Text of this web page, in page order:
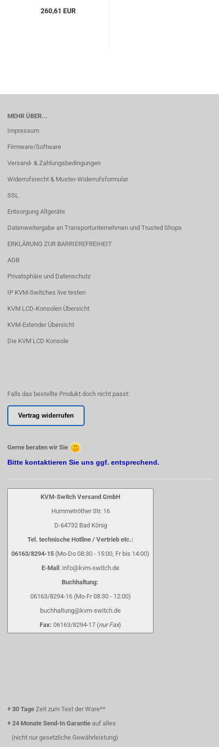
260,61 EUR
MEHR ÜBER...
Impressum
Firmware/Software
Versand- & Zahlungsbedingungen
Widerrufsrecht & Muster-Widerrufsformular
SSL
Entsorgung Altgeräte
Datenweitergabe an Transportunternehmen und Trusted Shops
ERKLÄRUNG ZUR BARRIEREFREIHEIT
AGB
Privatsphäre und Datenschutz
IP KVM-Switches live testen
KVM LCD-Konsolen Übersicht
KVM-Extender Übersicht
Die KVM LCD Konsole
Falls das bestellte Produkt doch nicht passt:
Vertrag widerrufen
Gerne beraten wir Sie
Bitte kontaktieren Sie uns ggf. entsprechend.
KVM-Switch Versand GmbH
Hummetröther Str. 16
D-64732 Bad König
Tel. technische Hotline / Vertrieb etc.:
06163/8294-15 (Mo-Do 08:30 - 15:00, Fr bis 14:00)
E-Mail: info@kvm-switch.de
Buchhaltung:
06163/8294-16 (Mo-Fr 08:30 - 12:00)
buchhaltung@kvm-switch.de
Fax: 06163/8294-17 (nur Fax)
+ 30 Tage Zeit zum Test der Ware**
+ 24 Monate Send-In Garantie auf alles
(nicht nur gesetzliche Gewährleistung)